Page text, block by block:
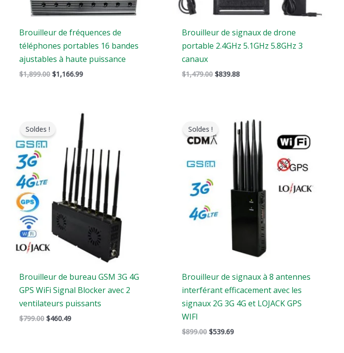
Brouilleur de fréquences de
téléphones portables 16 bandes
ajustables à haute puissance
$1,899.00 $1,166.99
Brouilleur de signaux de drone
portable 2.4GHz 5.1GHz 5.8GHz 3
canaux
$1,479.00 $839.88
Soldes !
Brouilleur de bureau GSM 3G 4G
GPS WiFi Signal Blocker avec 2
ventilateurs puissants
$799.00
original
était
:
$799.00.
$460.49
prix
actuel
est
$460.49.
Soldes !
Brouilleur de signaux à 8 antennes
interférant efficacement avec les
signaux 2G 3G 4G et LOJACK GPS
WIFI
$899.00
original
était
$899.00.
$539.69
prix
actuel
est
:
$539.69.